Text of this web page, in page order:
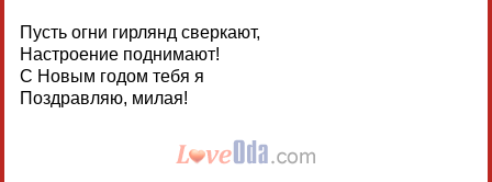
Пусть огни гирлянд сверкают,
Настроение поднимают!
С Новым годом тебя я
Поздравляю, милая!